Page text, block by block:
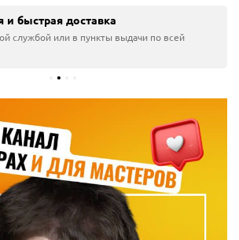
и быстрая доставка
службой или в пункты выдачи по всей